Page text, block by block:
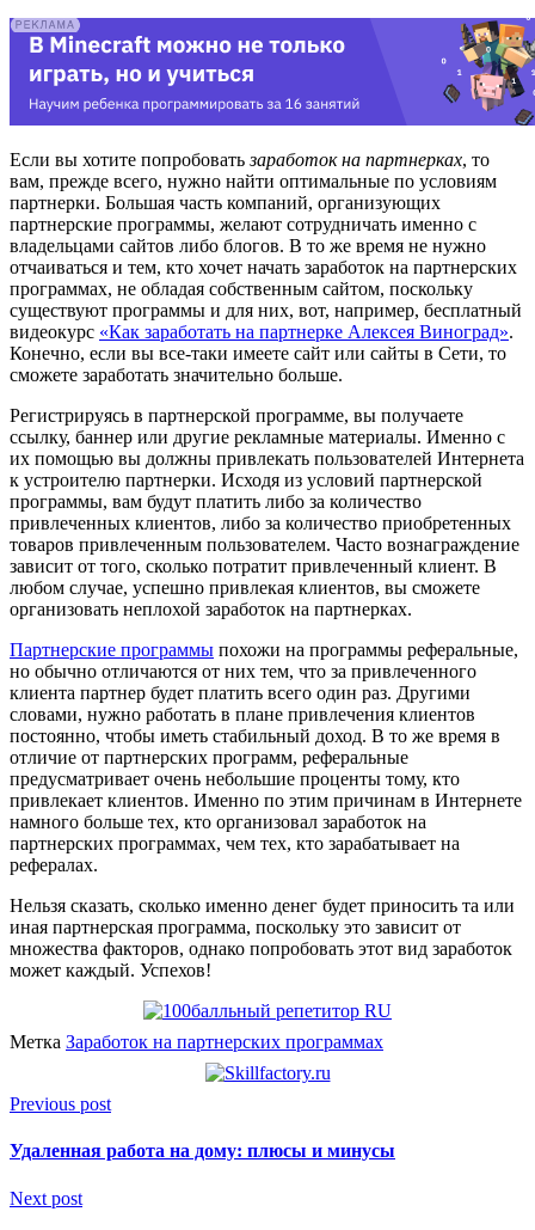
Если вы хотите попробоватьзаработок на партнерках, то
вам, прежде всего, нужно найти оптимальные по условиям
партнерки. Большая часть компаний, организующих
партнерские программы, желают сотрудничать именно с
владельцами сайтов либо блогов. В то же время не нужно
отчаиваться и тем, кто хочет начать заработок на партнерских
программах, не обладая собственным сайтом, поскольку
существуют программы и для них, вот, например, бесплатный
видеокурс «Как заработать на партнерке Алексея Виноград».
Конечно, если вы все-таки имеете сайт или сайты в Сети, то
сможете заработать значительно больше.
Регистрируясь в партнерской программе, вы получаете
ссылку, баннер или другие рекламные материалы. Именно с
их помощью вы должны привлекать пользователей Интернета
к устроителю партнерки. Исходя из условий партнерской
программы, вам будут платить либо за количество
привлеченных клиентов, либо за количество приобретенных
товаров привлеченным пользователем. Часто вознаграждение
зависит от того, сколько потратит привлеченный клиент. В
любом случае, успешно привлекая клиентов, вы сможете
организовать неплохой заработок на партнерках.
Партнерские программы похожи на программы реферальные,
но обычно отличаются от них тем, что за привлеченного
клиента партнер будет платить всего один раз. Другими
словами, нужно работать в плане привлечения клиентов
постоянно, чтобы иметь стабильный доход. В то же время в
отличие от партнерских программ, реферальные
предусматривает очень небольшие проценты тому, кто
привлекает клиентов. Именно по этим причинам в Интернете
намного больше тех, кто организовал заработок на
партнерских программах, чем тех, кто зарабатывает на
рефералах.
Нельзя сказать, сколько именно денег будет приносить та или
иная партнерская программа, поскольку это зависит от
множества факторов, однако попробовать этот вид заработок
может каждый. Успехов!
Метка Заработок на партнерских программах
Previous post
Удаленная работа на дому: плюсы и минусы
Next post